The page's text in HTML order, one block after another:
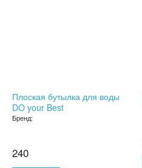
МАССАЖЕРЫ
КОРРЕКТИРУЮЩЕЕ БЕЛЬЕ
СРЕДСТВА ДЛЯ ПОХУДЕНИЯ
Плоская бутылка для воды
DO your Best
Бренд:
240